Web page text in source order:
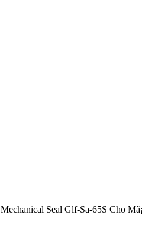
Seal Glf-Sa-65S Cho